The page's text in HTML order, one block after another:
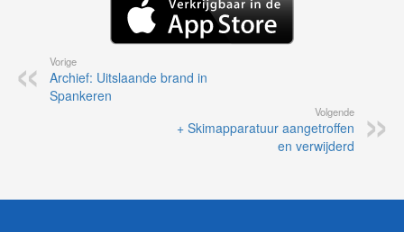
Vorige
Archief: Uitslaande brand in
Spankeren
Volgende
+ Skimapparatuur aangetroffen
en verwijderd